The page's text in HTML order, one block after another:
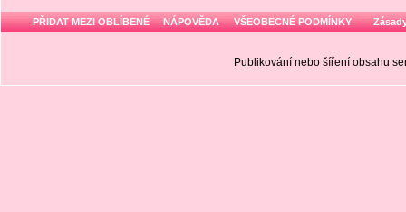
PŘIDAT MEZI OBLÍBENÉ NÁPOVĚDA VŠEOBECNÉ PODMÍNKY
Publikování nebo šíření obsahu